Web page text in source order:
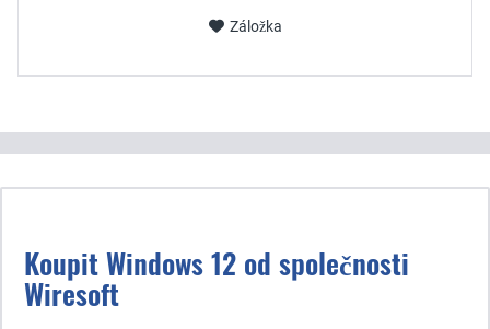
Záložka
Koupit Windows 12 od společnosti
Wiresoft